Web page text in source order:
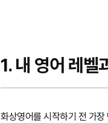
1. 내 영어 레벨
화상영어를 시작하기 전 가